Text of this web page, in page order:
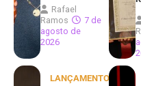
Rafael
Ramos
7 de
agosto de
2026
LANÇAMENTOS